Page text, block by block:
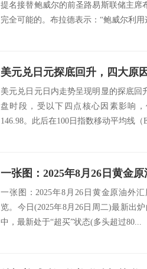
提名接替鲍威尔的前圣路易斯联储主席
完全可能的。布拉德表示：“鲍威尔利
美元兑日元探底回升，四大原
美元兑日元日内走势呈现明显的探底回
盘时段，受以下四点核心因素影响
146.98。此后在100日指数移动平均线（
一张图：2025年8月26日黄金原油外
览。今日(2025年8月26日周二)最新出
中，最新处于“超买”状态(多头超过80...